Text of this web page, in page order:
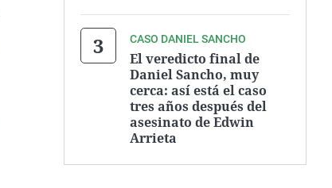
CASO DANIEL SANCHO
El veredicto final de
Daniel Sancho, muy
cerca: así está el caso
tres años después del
asesinato de Edwin
Arrieta